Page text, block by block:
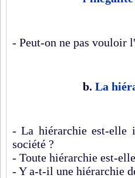
- Peut-on ne pas vouloir
b. La
- La hiérarchie est-elle
société ?
- Toute hiérarchie est-
- Y a-t-il une hiérarchie